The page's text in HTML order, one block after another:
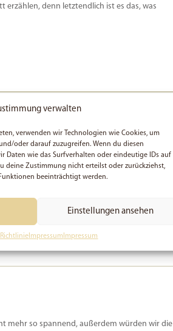
verwalten
verwenden wir Technologien wie Cookies, um
oder darauf zuzugreifen. Wenn du diesen
Daten wie das Surfverhalten oder eindeutige IDs auf
deine Zustimmung nicht erteilst oder zurückziehst,
beeinträchtigt werden.
Einstellungen ansehen
Impressum Impressum
denn letztendlich ist es das, was
und seid dran geblieben, voll
viel Glück für Euch mit Gott!!
Woche.
mehr so spannend, außerdem würden wir die